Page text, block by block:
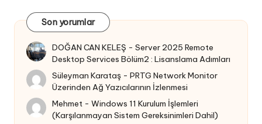
Son yorumlar
DOĞAN CAN KELEŞ -Server 2025 Remote
Desktop Services Bölüm2 : Lisanslama Adımları
Süleyman Karataş -PRTG Network Monitor
Üzerinden Ağ Yazıcılarının İzlenmesi
Mehmet -Windows 11 Kurulum İşlemleri
(Karşılanmayan Sistem Gereksinimleri Dahil)